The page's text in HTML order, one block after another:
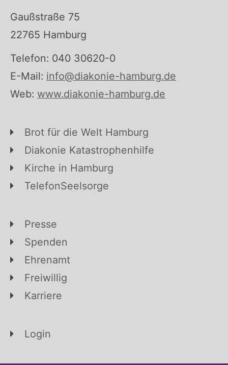
Gaußstraße 75
22765 Hamburg
Telefon: 040 30620-0
E-Mail: info@diakonie-hamburg.de
Web: www.diakonie-hamburg.de
Brot für die Welt Hamburg
Diakonie Katastrophenhilfe
Kirche in Hamburg
TelefonSeelsorge
Presse
Spenden
Ehrenamt
Freiwillig
Karriere
Login